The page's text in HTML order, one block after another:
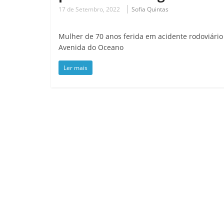
17 de Setembro, 2022 Sofia Quintas
Mulher de 70 anos ferida em acidente
Avenida do Oceano
Ler mais